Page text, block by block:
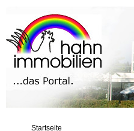
Startseite